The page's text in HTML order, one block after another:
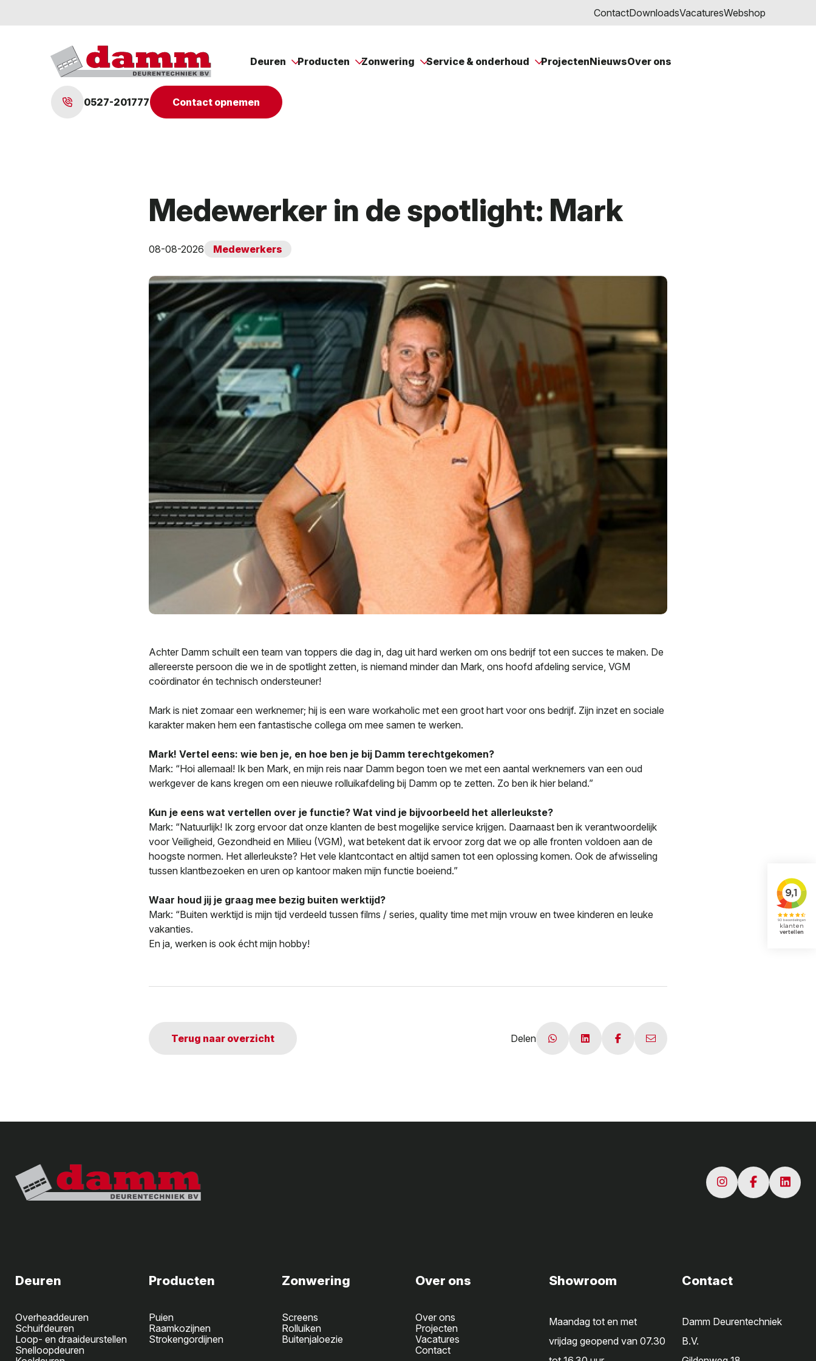
ContactDownloadsVacaturesWebshop
Deuren Producten Zonwering Service & onderhoud ProjectenNieuwsOver ons
0527-201777 Contact opnemen
Medewerker in de spotlight: Mark
08-08-2026 Medewerkers
Achter Damm schuilt een team van toppers die dag in, dag uit hard werken om ons bedrijf tot een succes te maken. De
allereerste persoon die we in de spotlight zetten, is niemand minder dan Mark, ons hoofd afdeling service, VGM
coördinator én technisch ondersteuner!
Mark is niet zomaar een werknemer; hij is een ware workaholic met een groot hart voor ons bedrijf. Zijn inzet en sociale
karakter maken hem een fantastische collega om mee samen te werken.
Mark! Vertel eens: wie ben je, en hoe ben je bij Damm terechtgekomen?
Mark: “Hoi allemaal! Ik ben Mark, en mijn reis naar Damm begon toen we met een aantal werknemers van een oud
werkgever de kans kregen om een nieuwe rolluikafdeling bij Damm op te zetten. Zo ben ik hier beland.”
Kun je eens wat vertellen over je functie? Wat vind je bijvoorbeeld het allerleukste?
Mark: “Natuurlijk! Ik zorg ervoor dat onze klanten de best mogelijke service krijgen. Daarnaast ben ik verantwoordelijk
voor Veiligheid, Gezondheid en Milieu (VGM), wat betekent dat ik ervoor zorg dat we op alle fronten voldoen aan de
hoogste normen. Het allerleukste? Het vele klantcontact en altijd samen tot een oplossing komen. Ook de afwisseling
tussen klantbezoeken en uren op kantoor maken mijn functie boeiend.”
Waar houd jij je graag mee bezig buiten werktijd?
Mark: “Buiten werktijd is mijn tijd verdeeld tussen films / series, quality time met mijn vrouw en twee kinderen en leuke
vakanties.
En ja, werken is ook écht mijn hobby!
Terug naar overzicht Delen
Deuren
Overheaddeuren
Schuifdeuren
Loop- en draaideurstellen
Snelloopdeuren
Producten
Puien
Raamkozijnen
Strokengordijnen
Zonwering
Screens
Rolluiken
Buitenjaloezie
Over ons
Over ons
Projecten
Vacatures
Contact
Showroom
Maandag tot en met
vrijdag geopend van 07.30
Contact
Damm Deurentechniek
B.V.